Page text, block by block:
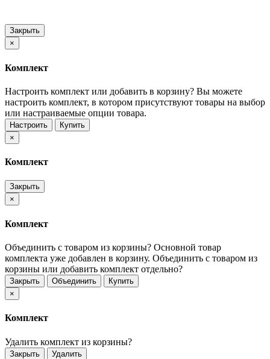
Закрыть
×
Комплект
Настроить комплект или добавить в корзину? Вы можете
настроить комплект, в котором присутствуют товары на выбор
или настраиваемые опции товара.
Настроить
Купить
×
Комплект
Закрыть
×
Комплект
Объединить с товаром из корзины? Основной товар
комплекта уже добавлен в корзину. Объединить с товаром из
корзины или добавить комплект отдельно?
Закрыть Объединить
Купить
×
Комплект
Удалить комплект из корзины?
Закрыть Удалить